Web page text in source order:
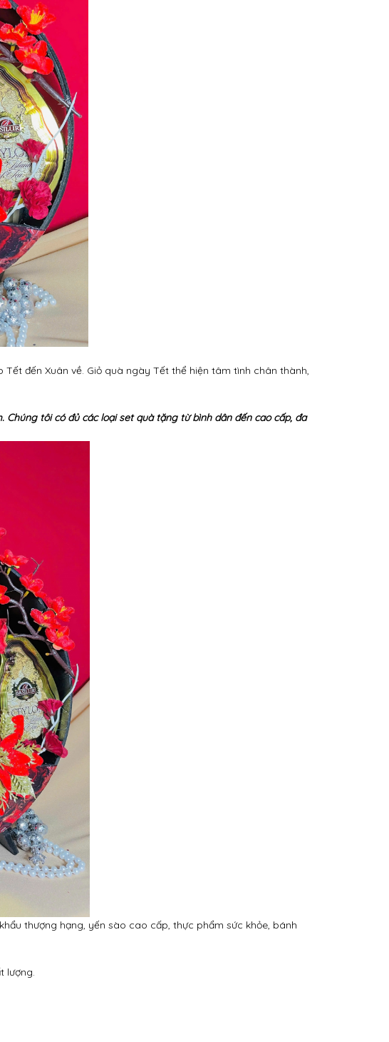
đến Xuân về. Giỏ quà ngày Tết thể hiện tâm tình chân thành,
tôi có đủ các loại set quà tặng từ bình dân đến cao cấp, đa
thượng hạng, yến sào cao cấp, thực phẩm sức khỏe, bánh
lượng.